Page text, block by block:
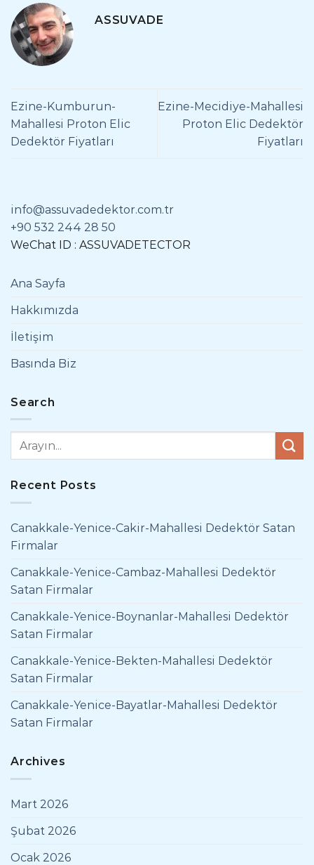
ASSUVADE
Ezine-Kumburun-
Mahallesi Proton Elic
Dedektör Fiyatları
Ezine-Mecidiye-Mahallesi
Proton Elic Dedektör
Fiyatları
info@assuvadedektor.com.tr
+90 532 244 28 50
WeChat ID : ASSUVADETECTOR
Ana Sayfa
Hakkımızda
İletişim
Basında Biz
Search
Recent Posts
Canakkale-Yenice-Cakir-Mahallesi Dedektör Satan
Firmalar
Canakkale-Yenice-Cambaz-Mahallesi Dedektör
Satan Firmalar
Canakkale-Yenice-Boynanlar-Mahallesi Dedektör
Satan Firmalar
Canakkale-Yenice-Bekten-Mahallesi Dedektör
Satan Firmalar
Canakkale-Yenice-Bayatlar-Mahallesi Dedektör
Satan Firmalar
Archives
Mart 2026
Şubat 2026
Ocak 2026